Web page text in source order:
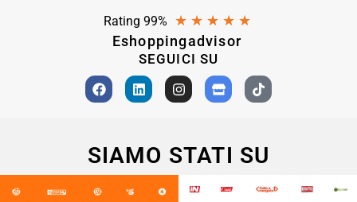
Rating 99% ★ ★ ★ ★ ★
Eshoppingadvisor
SEGUICI SU
SIAMO STATI SU